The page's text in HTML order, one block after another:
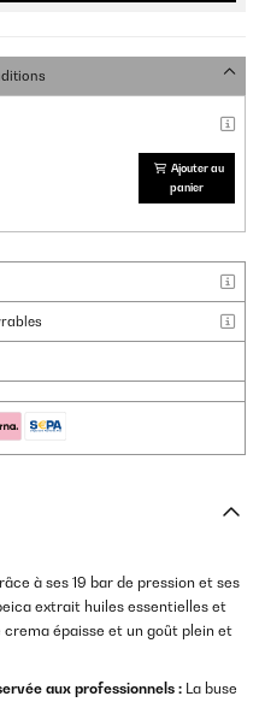
Ajouter au
panier
à ses 19 bar de pression et ses
extrait huiles essentielles et
épaisse et un goût plein et
aux professionnels : La buse